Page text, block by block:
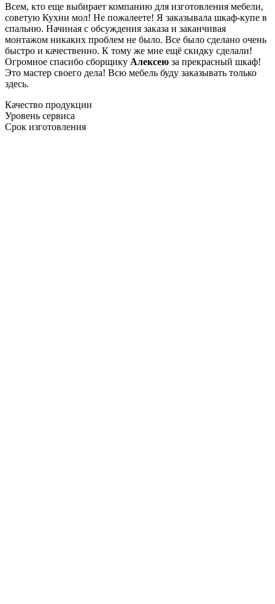
Всем, кто еще выбирает компанию для изготовления мебели,
советую Кухни мол! Не пожалеете! Я заказывала шкаф-купе в
спальню. Начиная с обсуждения заказа и заканчивая
монтажом никаких проблем не было. Все было сделано очень
быстро и качественно. К тому же мне ещё скидку сделали!
Огромное спасибо сборщику Алексею за прекрасный шкаф!
Это мастер своего дела! Всю мебель буду заказывать только
здесь.
Качество продукции
Уровень сервиса
Срок изготовления